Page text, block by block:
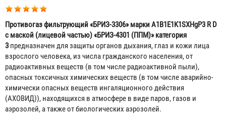
Противогаз фильтрующий «БРИЗ-3306» марки A1B1E1K1SXHgP3 R D
с маской (лицевой частью) «БРИЗ-4301 (ППМ)» категория
3 предназначен для защиты органов дыхания, глаз и кожи лица
взрослого человека, из числа гражданского населения, от
радиоактивных веществ (в том числе радиоактивной пыли),
опасных токсичных химических веществ (в том числе аварийно-
химически опасных веществ ингаляционного действия
(АХОВИД)), находящихся в атмосфере в виде паров, газов и
аэрозолей, а также от биологических аэрозолей.